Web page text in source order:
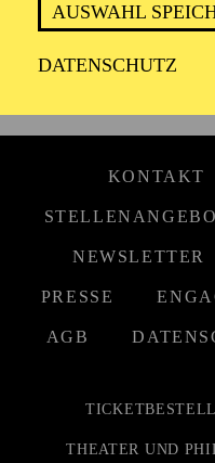
AUSWAHL
DATENSCHUTZ
KONTAKT
NEWSLETTER
PRESSE
AGB
THEATER UND